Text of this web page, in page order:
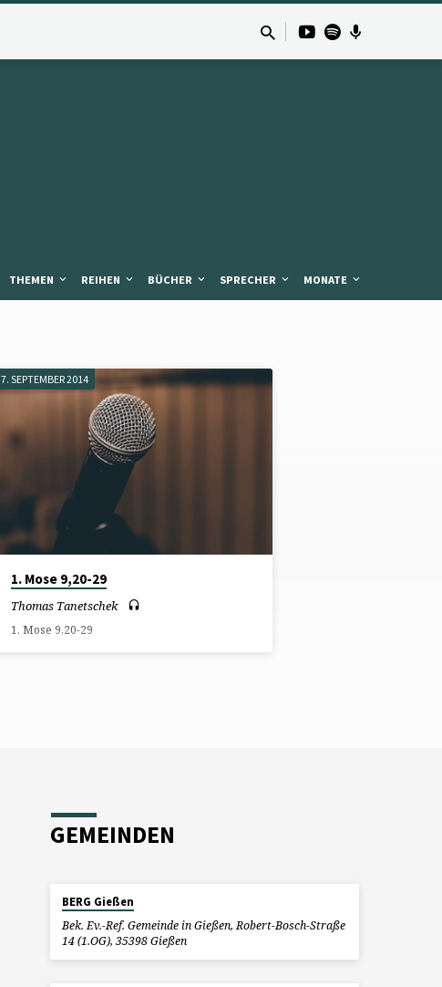
THEMEN REIHEN BÜCHER SPRECHER MONATE
7. SEPTEMBER 2014
1. Mose 9,20-29
Thomas Tanetschek
1. Mose 9,20-29
GEMEINDEN
BERG Gießen
Bek. Ev.-Ref. Gemeinde in Gießen, Robert-Bosch-Straße
14 (1.OG), 35398 Gießen